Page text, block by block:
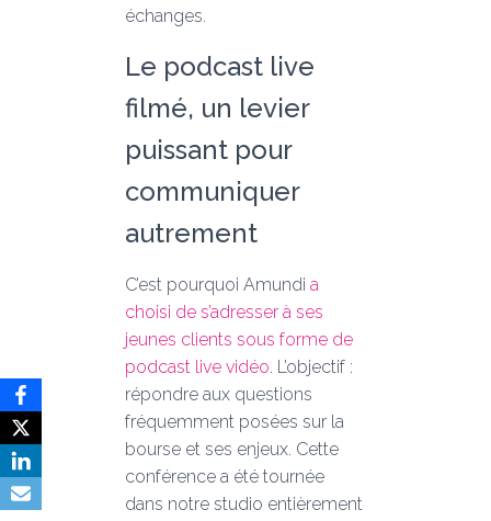
échanges.
Le podcast live
filmé, un levier
puissant pour
communiquer
autrement
C’est pourquoi Amundi a
choisi de s’adresser à ses
jeunes clients sous forme de
podcast live vidéo. L’objectif :
répondre aux questions
fréquemment posées sur la
bourse et ses enjeux. Cette
conférence a été tournée
dans notre studio entièrement